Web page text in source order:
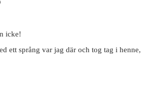
icke!
ett språng var jag där och tog tag i henne,